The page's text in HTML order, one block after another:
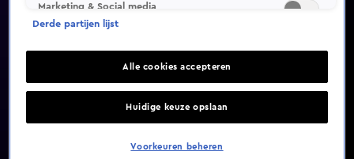
Marketing & Social media
Derde partijen lijst
Alle cookies accepteren
Huidige keuze opslaan
Voorkeuren beheren